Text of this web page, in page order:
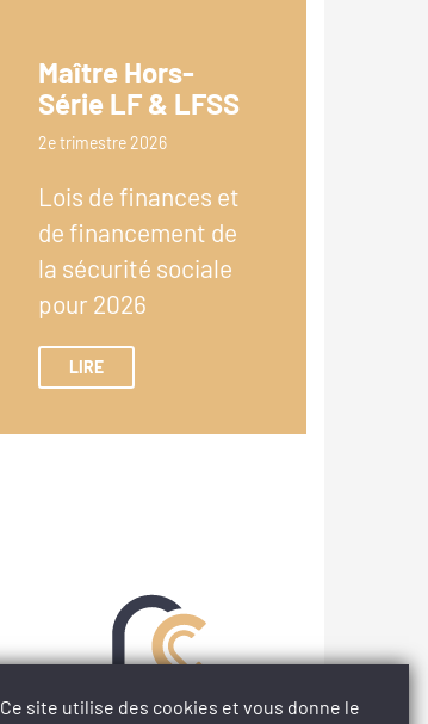
Maître Hors-
Série LF & LFSS
2e trimestre 2026
Lois de finances et
de financement de
la sécurité sociale
pour 2026
LIRE
Ce site utilise des cookies et vous donne le